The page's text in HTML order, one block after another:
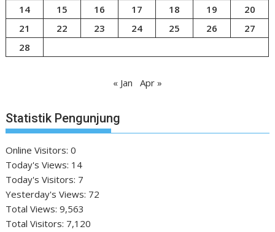
14
15 16 17 18 19
20
21
22 23 24 25 26
27
28
« Jan Apr »
Statistik Pengunjung
Online Visitors:0
Today's Views: 14
Today's Visitors: 7
Yesterday's Views: 72
Total Views:9,563
Total Visitors: 7,120